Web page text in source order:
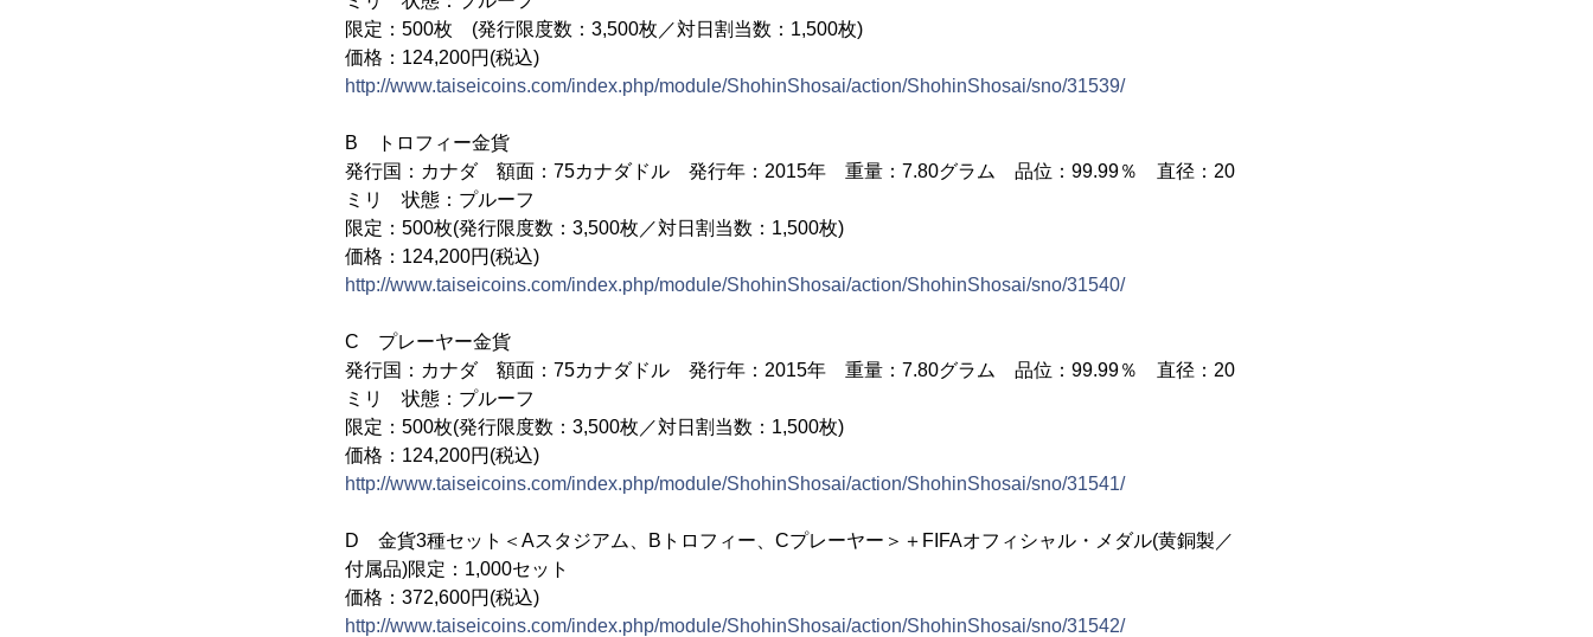
限定：500枚 (発行限度数：3,500枚／対日割当数：1,500枚)
価格：124,200円(税込)
http://www.taiseicoins.com/index.php/module/ShohinShosai/action/ShohinShosai/sno/31539/
B トロフィー金貨
発行国：カナダ 額面：75カナダドル 発行年：2015年 重量：7.80グラム 品位：99.99％ 直径：20
ミリ 状態：プルーフ
限定：500枚(発行限度数：3,500枚／対日割当数：1,500枚)
価格：124,200円(税込)
http://www.taiseicoins.com/index.php/module/ShohinShosai/action/ShohinShosai/sno/31540/
C プレーヤー金貨
発行国：カナダ 額面：75カナダドル 発行年：2015年 重量：7.80グラム 品位：99.99％ 直径：20
ミリ 状態：プルーフ
限定：500枚(発行限度数：3,500枚／対日割当数：1,500枚)
価格：124,200円(税込)
http://www.taiseicoins.com/index.php/module/ShohinShosai/action/ShohinShosai/sno/31541/
D 金貨3種セット＜Aスタジアム、Bトロフィー、Cプレーヤー＞＋FIFAオフィシャル・メダル(黄銅製／
付属品)限定：1,000セット
価格：372,600円(税込)
http://www.taiseicoins.com/index.php/module/ShohinShosai/action/ShohinShosai/sno/31542/